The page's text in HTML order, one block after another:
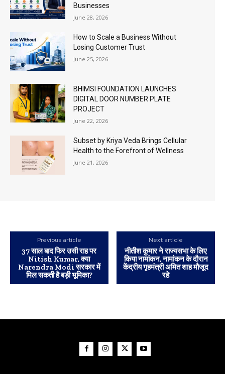
Businesses
June 28, 2026
How to Scale a Business Without
Losing Customer Trust
June 25, 2026
BHIMSI FOUNDATION LAUNCHES
DIGITAL DOOR NUMBER PLATE
PROJECT
June 22, 2026
Subset by Kriya Veda Brings Cellular
Health to the Forefront of Wellness
June 21, 2026
Previous article
37 साल बाद फिर उसी राह पर
Nitish Kumar, क्या
Narendra Modi सरकार में
मिल सकती है बड़ी भूमिका?
Next article
नीतीश कुमार ने राज्यसभा के लिए
किया नामांकन, नामांकन के दौरान
केंद्रीय गृहमंत्री अमित शाह मौजूद
रहे